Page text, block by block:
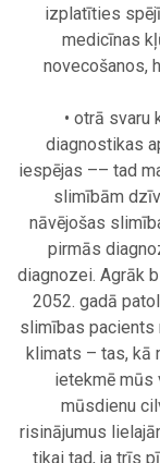
izplatīties
medicīnas
novecošanos,
• otrā svaru
diagnostikas
iespējas –– tad
slimībām
nāvējošas
pirmās
diagnozei. Agrāk
2052. gadā
slimības pacients
klimats – tas, kā
ietekmē mūs
mūsdienu
risinājumus
tikai tad, ja trīs